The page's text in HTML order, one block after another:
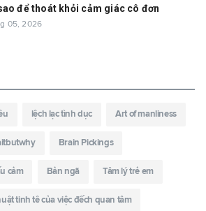
để thoát khỏi cảm giác cô đơn
05, 2026
lệch lạc tình dục Art of manliness
Brain Pickings
cảm Bản ngã Tâm lý trẻ em
tinh tê của việc đếch quan tâm